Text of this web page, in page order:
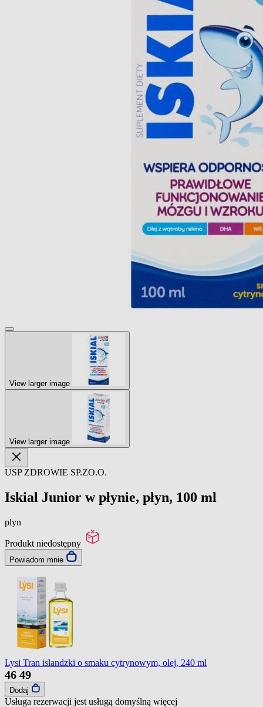
View larger image
View larger image
USP ZDROWIE SP.ZO.O.
Iskial Junior w płynie, płyn, 100 ml
plyn
Produkt niedostępny
Powiadom mnie
Lysi Tran islandzki o smaku cytrynowym, olej, 240 ml
46 49
Dodaj
Usługa rezerwacji jest usługą domyślną więcej